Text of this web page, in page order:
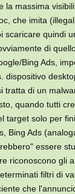
la massima
che imita
scaricare quindi
di
Bing Ads,
dispositivo
tratta di un
quando tutti
target solo per
Bing Ads
essere
riconoscono gli
filtri di
che